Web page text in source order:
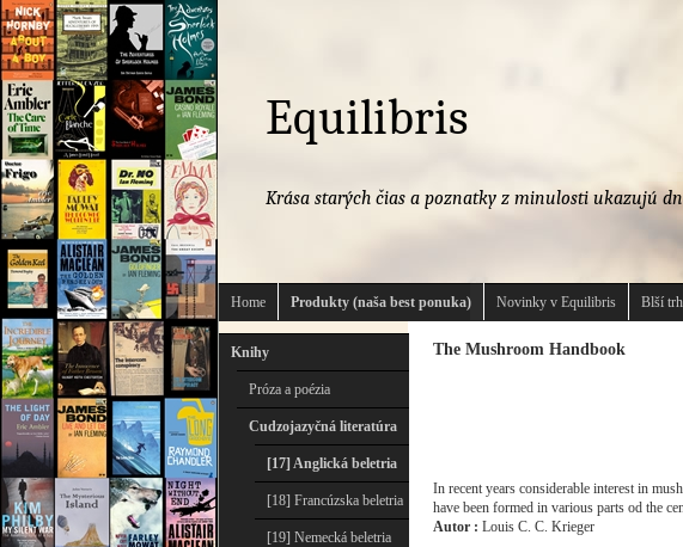
Equilibris
Krása starých čias a poznatky z minulosti ukazujú
Home Produkty (naša best ponuka) Novinky v Equilibris Blší trh
Knihy
Próza a poézia
Cudzojazyčná literatúra
[17] Anglická beletria
[18] Francúzska beletria
[19] Nemecká beletria
The Mushroom Handbook
In recent years considerable interest in
have been formed in various parts od the
Autor : Louis C. C. Krieger